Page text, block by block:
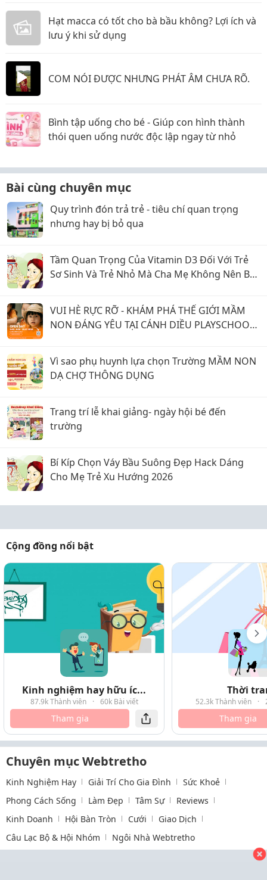
Hạt macca có tốt cho bà bầu không? Lợi ích và
lưu ý khi sử dụng
COM NÓI ĐƯỢC NHƯNG PHÁT ÂM CHƯA RÕ.
Bình tập uống cho bé - Giúp con hình thành
thói quen uống nước độc lập ngay từ nhỏ
Bài cùng chuyên mục
Quy trình đón trả trẻ - tiêu chí quan trọng
nhưng hay bị bỏ qua
Tầm Quan Trọng Của Vitamin D3 Đối Với Trẻ
Sơ Sinh Và Trẻ Nhỏ Mà Cha Mẹ Không Nên Bỏ
VUI HÈ RỰC RỠ - KHÁM PHÁ THẾ GIỚI MẦM
NON ĐÁNG YÊU TẠI CÁNH DIỀU PLAYSCHOOL
Vì sao phụ huynh lựa chọn Trường MẦM NON
DẠ CHỢ THÔNG DỤNG
Trang trí lễ khai giảng- ngày hội bé đến
trường
Bí Kíp Chọn Váy Bầu Suông Đẹp Hack Dáng
Cho Mẹ Trẻ Xu Hướng 2026
Cộng đồng nổi bật
Kinh nghiệm hay hữu íc...
87.9k Thành viên · 60k Bài viết
Tham gia
Thời
52.3k Thành viên ·
Tham gia
Chuyên mục Webtretho
Kinh Nghiệm Hay Giải Trí Cho Gia Đình
Sức Khoẻ
Phong Cách Sống
Làm Đẹp Tâm Sự
Reviews
Kinh Doanh
Hội Bàn Tròn Cưới
Giao Dịch
Câu Lạc Bộ & Hội Nhóm
Ngôi Nhà Webtretho